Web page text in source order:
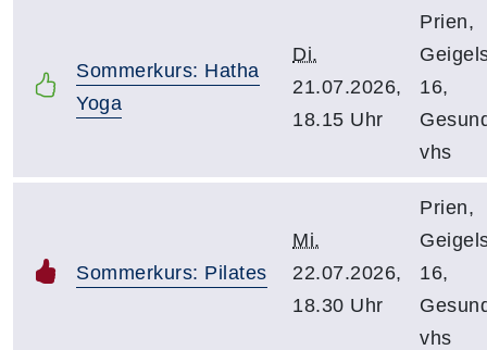
Sommerkurs: Hatha
Yoga
Di.
21.07.2026,
18.15 Uhr
Prien,
16,
vhs
Sommerkurs: Pilates
Mi.
22.07.2026,
18.30 Uhr
Prien,
16,
vhs